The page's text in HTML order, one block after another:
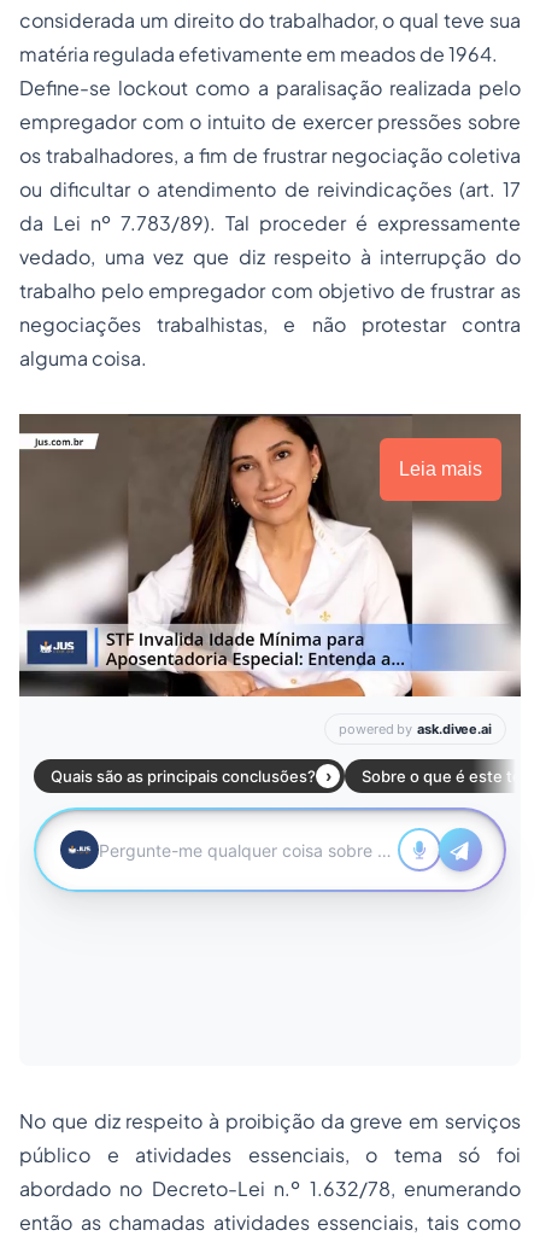
considerada um direito do trabalhador, o qual teve sua
matéria regulada efetivamente em meados de 1964.
Define-se lockout como a paralisação realizada pelo
empregador com o intuito de exercer pressões sobre
os trabalhadores, a fim de frustrar negociação coletiva
ou dificultar o atendimento de reivindicações (art. 17
da Lei nº 7.783/89). Tal proceder é expressamente
vedado, uma vez que diz respeito à interrupção do
trabalho pelo empregador com objetivo de frustrar as
negociações trabalhistas, e não protestar contra
alguma coisa.
Leia mais
No que diz respeito à proibição da greve em serviços
público e atividades essenciais, o tema só foi
abordado no Decreto-Lei n.º 1.632/78, enumerando
então as chamadas atividades essenciais, tais como